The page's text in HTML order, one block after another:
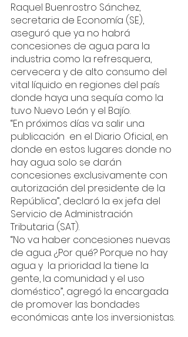
Raquel Buenrostro Sánchez,
secretaria de Economía (SE),
aseguró que ya no habrá
concesiones de agua para la
industria como la refresquera,
cervecera y de alto consumo del
vital líquido en regiones del país
donde haya una sequía como la
tuvo Nuevo León y el Bajío.
“En próximos días va salir una
publicación  en el Diario Oficial, en
donde en estos lugares donde no
hay agua solo se darán
concesiones exclusivamente con
autorización del presidente de la
República”, declaró la ex jefa del
Servicio de Administración
Tributaria (SAT).
“No va haber concesiones nuevas
de agua. ¿Por qué? Porque no hay
agua y  la prioridad la tiene la
gente, la comunidad y el uso
doméstico”, agregó la encargada
de promover las bondades
económicas ante los inversionistas.